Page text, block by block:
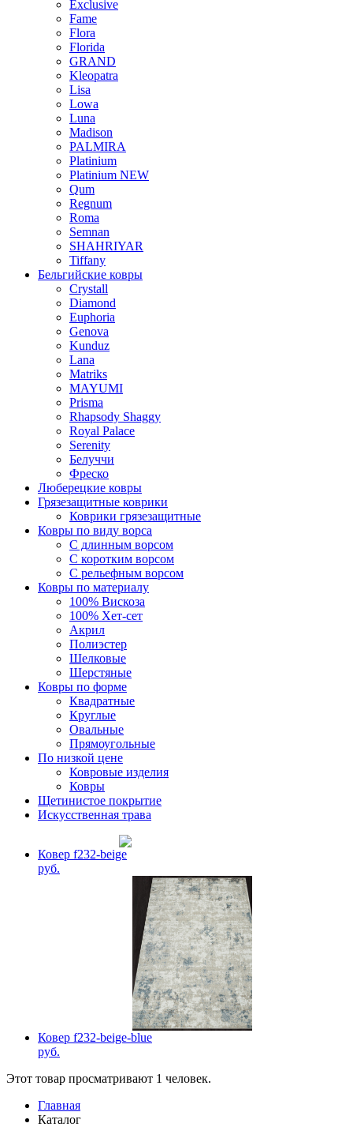
Exclusive
Fame
Flora
Florida
GRAND
Kleopatra
Lisa
Lowa
Luna
Madison
PALMIRA
Platinium
Platinium NEW
Qum
Regnum
Roma
Semnan
SHAHRIYAR
Tiffany
Бельгийские ковры
Crystall
Diamond
Euphoria
Genova
Kunduz
Lana
Matriks
MAYUMI
Prisma
Rhapsody Shaggy
Royal Palace
Serenity
Белуччи
Фреско
Люберецкие ковры
Грязезащитные коврики
Коврики грязезащитные
Ковры по виду ворса
С длинным ворсом
С коротким ворсом
С рельефным ворсом
Ковры по материалу
100% Вискоза
100% Хет-сет
Акрил
Полиэстер
Шелковые
Шерстяные
Ковры по форме
Квадратные
Круглые
Овальные
Прямоугольные
По низкой цене
Ковровые изделия
Ковры
Щетинистое покрытие
Искусственная трава
Ковер f232-beige
руб.
Ковер f232-beige-blue
руб.
Этот товар просматривают 1 человек.
Главная
Каталог